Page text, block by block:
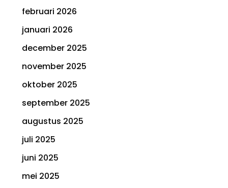
februari 2026
januari 2026
december 2025
november 2025
oktober 2025
september 2025
augustus 2025
juli 2025
juni 2025
mei 2025